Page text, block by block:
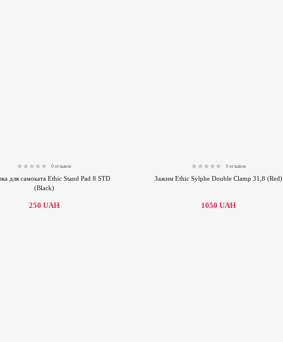
0 отзывов
для самоката Ethic Stand Pad 8 STD
(Black)
250 UAH
0 отзывов
Зажим Ethic Sylphe Double Clamp 31,8 (Red)
1050UAH